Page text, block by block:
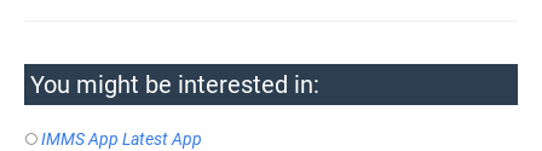
You might be interested in:
IMMS App Latest App